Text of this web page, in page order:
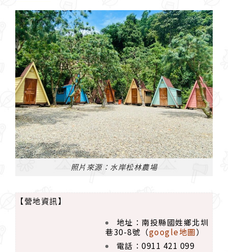
照片來源：水岸松林農場
【營地資訊】
地址：南投縣國姓鄉北圳
巷30-8號（google地圖）
電話：0911 421 099